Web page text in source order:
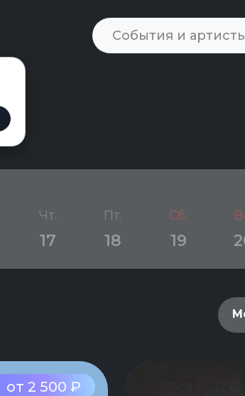
Чт.
17
Пт.
18
Сб.
19
от 2 500 ₽